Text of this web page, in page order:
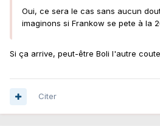
Oui, ce sera le cas sans aucun
imaginons si Frankow se pete à la
Si ça arrive, peut-être Boli l'autre
Citer